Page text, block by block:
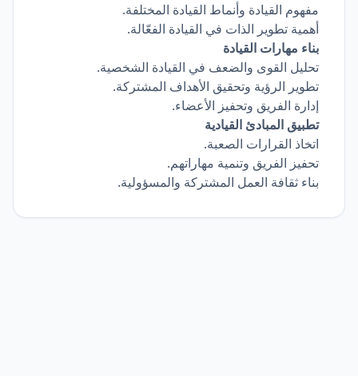
مفهوم القيادة وأنماط القيادة المختلفة.
أهمية تطوير الذات في القيادة الفعّالة.
بناء مهارات القيادة
تحليل القوى والضعف في القيادة الشخصية.
تطوير الرؤية وتحقيق الأهداف المشتركة.
إدارة الفريق وتحفيز الأعضاء.
تطبيق المبادئ القيادية
اتخاذ القرارات الصعبة.
تحفيز الفريق وتنمية مهاراتهم.
بناء ثقافة العمل المشتركة والمسؤولية.